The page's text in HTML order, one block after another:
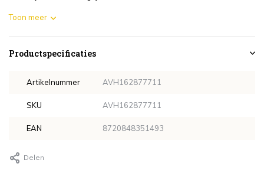
Toon meer
Productspecificaties
Artikelnummer AVH162877711
SKU AVH162877711
EAN 8720848351493
Delen